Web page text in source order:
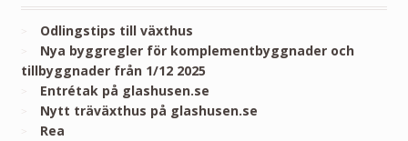
Odlingstips till växthus
Nya byggregler för komplementbyggnader och
tillbyggnader från 1/12 2025
Entrétak på glashusen.se
Nytt träväxthus på glashusen.se
Rea